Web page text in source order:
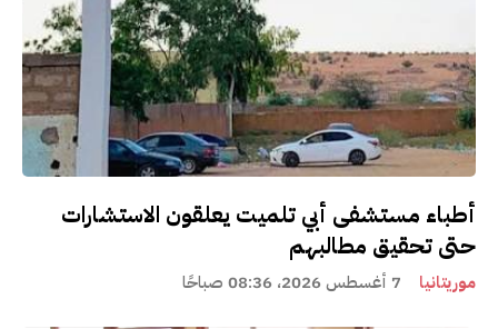
أطباء مستشفى أبي تلميت يعلقون الاستشارات
حتى تحقيق مطالبهم
موريتانيا 7 أغسطس 2026، 08:36 صباحًا